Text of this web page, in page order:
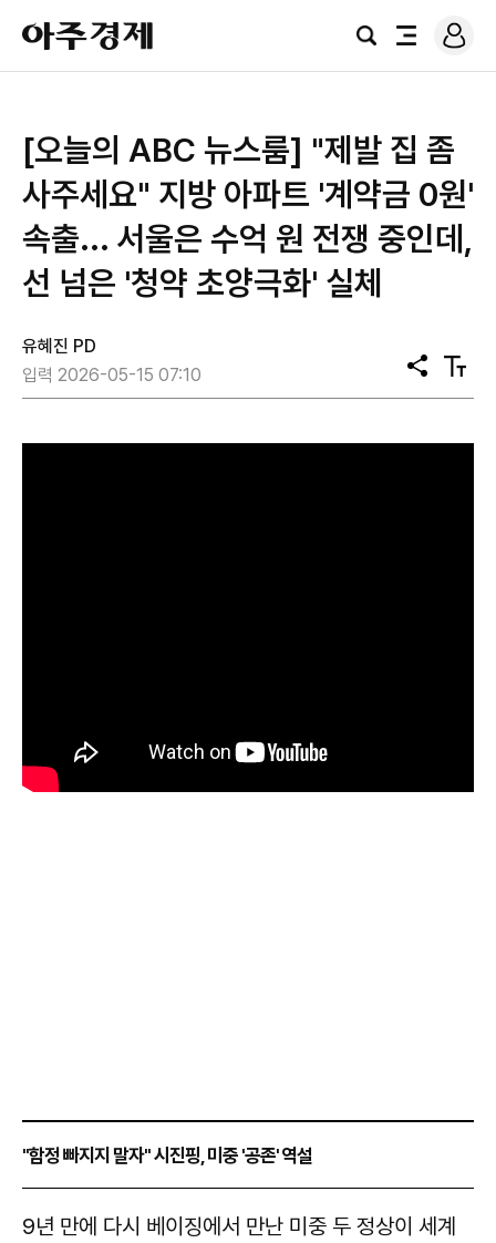
아
주
경
검
전
로
그
[오늘의 ABC 뉴스룸] "제발 집 좀
사주세요" 지방 아파트 '계약금 0원'
속출... 서울은 수억 원 전쟁 중인데,
선 넘은 '청약 초양극화' 실체
유혜진 PD
입력 2026-05-15 07:10
공
유
텍
스
기
"함정 빠지지 말자" 시진핑, 미중 '공존' 역설
9년 만에 다시 베이징에서 만난 미중 두 정상이 세계